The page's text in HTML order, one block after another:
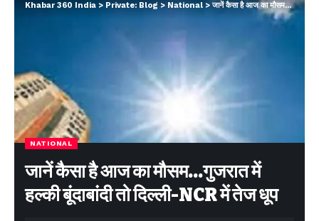
Khabar 360 India > Private: Blog > National >जानें कैसा है आज का मौसम…गुजरात में हल्की बूंदाबांदी तो दिल्ली-NCR में तेज धूप
NATIONAL
जानें कैसा है आज का मौसम…गुजरात में
हल्की बूंदाबांदी तो दिल्ली-NCR में तेज धूप